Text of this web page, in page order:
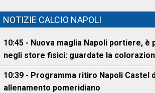
NOTIZIE CALCIO NAPOLI
10:45 - Nuova maglia Napoli portiere, è
negli store fisici: guardate la
10:39 - Programma ritiro Napoli Castel
allenamento pomeridiano